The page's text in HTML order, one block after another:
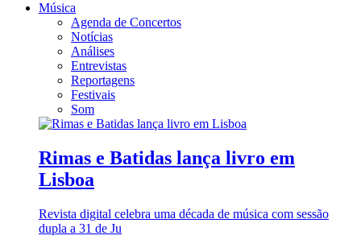
Música
Agenda de Concertos
Notícias
Análises
Entrevistas
Reportagens
Festivais
Som
Rimas e Batidas lança livro em
Lisboa
Revista digital celebra uma década de música com sessão
dupla a 31 de Ju